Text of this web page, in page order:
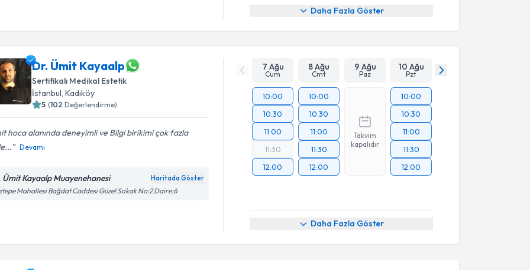
Daha Fazla Göster
Dr. Ümit Kayaalp
Sertifikalı Medikal Estetik
İstanbul,Kadıköy
5 (102 Değerlendirme)
hoca alanında deneyimli ve Bilgi birikimi çok fazla
Devamı
Ümit Kayaalp Muayenehanesi Haritada Göster
Mahallesi Bağdat Caddesi Güzel Sokak No:2 Daire:6
7 Ağu
Cum
8 Ağu
Cmt
9 Ağu
Paz
10 Ağu
Pzt
10:00
10:30
11:00
11:30
12:00
10:00
10:30
11:00
11:30
12:00
Takvim
kapalıdır
10:00
10:30
11:00
11:30
12:00
Daha Fazla Göster